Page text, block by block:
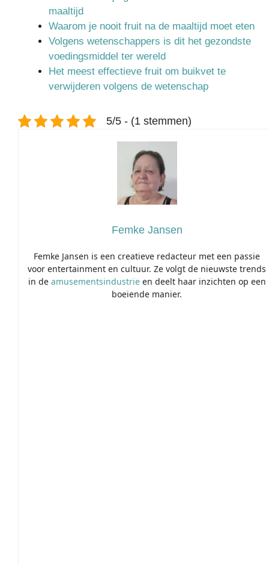
maaltijd
Waarom je nooit fruit na de maaltijd moet eten
Volgens wetenschappers is dit het gezondste
voedingsmiddel ter wereld
Het meest effectieve fruit om buikvet te
verwijderen volgens de wetenschap
5/5 - (1 stemmen)
Femke Jansen
Femke Jansen is een creatieve redacteur met een passie
voor entertainment en cultuur. Ze volgt de nieuwste trends
in de amusementsindustrieen deelt haar inzichten op een
boeiende manier.